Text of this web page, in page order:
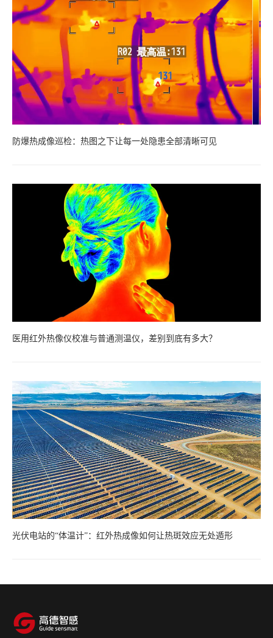
防爆热成像巡检：热图之下让每一处隐患全部清晰可见
医用红外热像仪校准与普通测温仪，差别到底有多大？
光伏电站的“体温计”：红外热成像如何让热斑效应无处遁形